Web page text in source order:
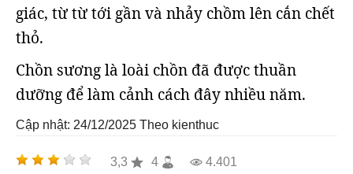
giác, từ từ tới gần và nhảy chồm lên cắn chết
thỏ.
Chồn sương là loài chồn đã được thuần
dưỡng để làm cảnh cách đây nhiều năm.
Cập nhật: 24/12/2025 Theo kienthuc
3,3 4 4.401